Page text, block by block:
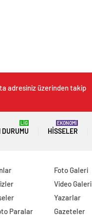
adresiniz üzerinden takip
DURUMU
LİG
HISSELER
EKONOMİ
Paralar
Foto Galeri
Video Galeri
Yazarlar
Gazeteler